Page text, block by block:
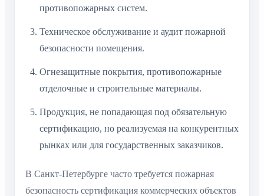
противопожарных систем.
Техническое обслуживание и аудит пожарной
безопасности помещения.
Огнезащитные покрытия, противопожарные
отделочные и строительные материалы.
Продукция, не попадающая под обязательную
сертификацию, но реализуемая на конкурентных
рынках или для государственных заказчиков.
В Санкт-Петербурге часто требуется пожарная
безопасность сертификация коммерческих объектов